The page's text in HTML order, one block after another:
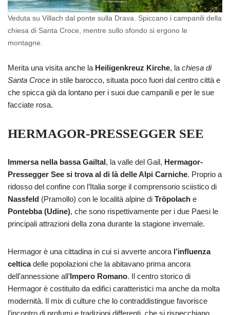
Veduta su Villach dal ponte sulla Drava. Spiccano i campanili della
chiesa di Santa Croce, mentre sullo sfondo si ergono le
montagne.
Merita una visita anche la Heiligenkreuz Kirche, la chiesa di
Santa Croce in stile barocco, situata poco fuori dal centro città e
che spicca già da lontano per i suoi due campanili e per le sue
facciate rosa.
HERMAGOR-PRESSEGGER SEE
Immersa nella bassa Gailtal, la valle del Gail, Hermagor-
Pressegger See si trova al di là delle Alpi Carniche. Proprio a
ridosso del confine con l’Italia sorge il comprensorio sciistico di
Nassfeld (Pramollo) con le località alpine di Tröpolach e
Pontebba (Udine), che sono rispettivamente per i due Paesi le
principali attrazioni della zona durante la stagione invernale.
Hermagor è una cittadina in cui si avverte ancora l’influenza
celticadelle popolazioni che la abitavano prima ancora
dell’annessione all’Impero Romano. Il centro storico di
Hermagor è costituito da edifici caratteristici ma anche da molta
modernità. Il mix di culture che lo contraddistingue favorisce